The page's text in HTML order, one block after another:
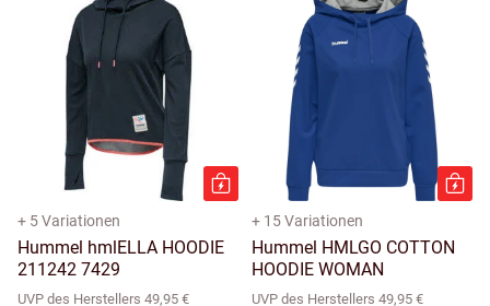
+ 5 Variationen
Hummel hmlELLA HOODIE
211242 7429
UVP des Herstellers 49,95 €
+ 15 Variationen
Hummel HMLGO COTTON
HOODIE WOMAN
UVP des Herstellers 49,95 €